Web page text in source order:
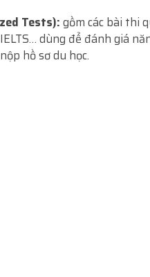
Tests):gồm các bài thi
IELTS… dùng để đánh giá
hồ sơ du học.